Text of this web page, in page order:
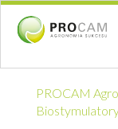
PROCAM